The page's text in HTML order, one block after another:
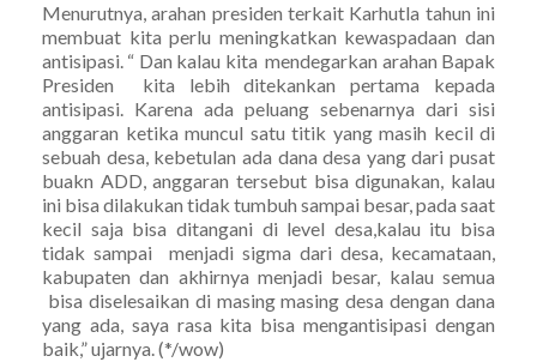
Menurutnya, arahan presiden terkait Karhutla tahun ini
membuat kita perlu meningkatkan kewaspadaan dan
antisipasi. “ Dan kalau kita mendegarkan arahan Bapak
Presiden kita lebih ditekankan pertama kepada
antisipasi. Karena ada peluang sebenarnya dari sisi
anggaran ketika muncul satu titik yang masih kecil di
sebuah desa, kebetulan ada dana desa yang dari pusat
buakn ADD, anggaran tersebut bisa digunakan, kalau
ini bisa dilakukan tidak tumbuh sampai besar, pada saat
kecil saja bisa ditangani di level desa,kalau itu bisa
tidak sampai menjadi sigma dari desa, kecamataan,
kabupaten dan akhirnya menjadi besar, kalau semua
bisa diselesaikan di masing masing desa dengan dana
yang ada, saya rasa kita bisa mengantisipasi dengan
baik,” ujarnya. (*/wow)